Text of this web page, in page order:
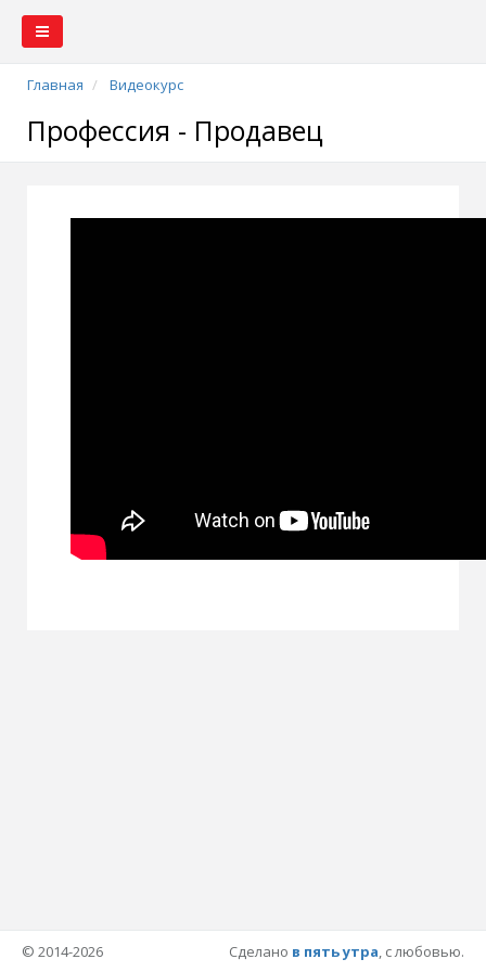
Главная Видеокурс
Профессия - Продавец
Сделано в пять утра, с любовью.
© 2014-2026